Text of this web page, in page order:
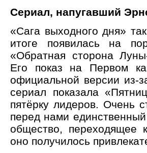
Сериал, напугавший
«Сага выходного дня»
итоге появилась на
«Обратная сторона
Его показ на Первом
официальной версии из-
сериал показала
пятёрку лидеров. Очень
перед нами
общество, переходящее
оно получилось